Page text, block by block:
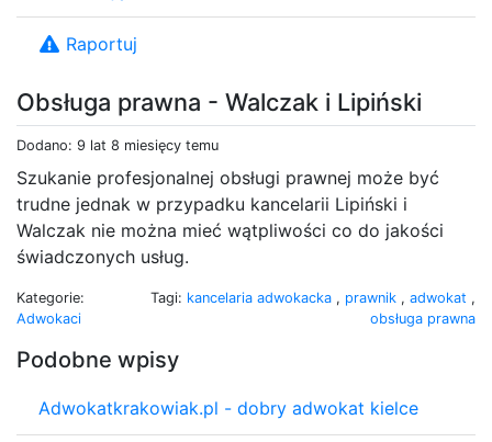
Obsługa prawna - Walczak i Lipiński
Dodano: 9 lat 8 miesięcy temu
Szukanie profesjonalnej obsługi prawnej może być
trudne jednak w przypadku kancelarii Lipiński i
Walczak nie można mieć wątpliwości co do jakości
świadczonych usług.
Kategorie:
Adwokaci
Tagi: kancelaria adwokacka , prawnik , adwokat ,
obsługa prawna
Podobne wpisy
Adwokatkrakowiak.pl - dobry adwokat kielce
Raportuj